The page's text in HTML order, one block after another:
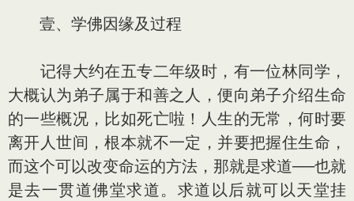
壹、学佛因缘及过程
记得大约在五专二年级时，有一位林同学，
大概认为弟子属于和善之人，便向弟子介绍生命
的一些概况，比如死亡啦！人生的无常，何时要
离开人世间，根本就不一定，并要把握住生命，
而这个可以改变命运的方法，那就是求道──也就
是去一贯道佛堂求道。求道以后就可以天堂挂